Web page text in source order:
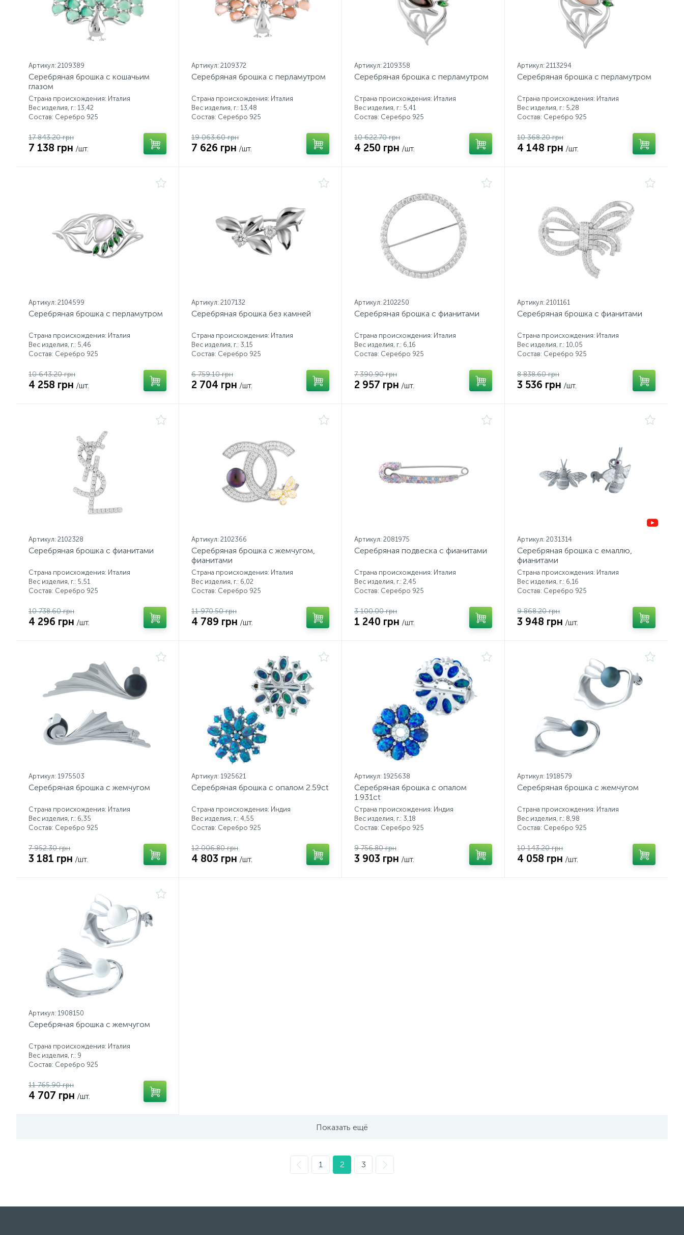
Артикул: 2109389
Серебряная брошка с кошачьим
глазом
Страна происхождения: Италия
Вес изделия, г.: 13,42
Состав: Серебро 925
17 843.20 грн
7 138 грн /шт.
Артикул: 2109372
Серебряная брошка с перламутром
Страна происхождения: Италия
Вес изделия, г.: 13,48
Состав: Серебро 925
19 063.60 грн
7 626 грн /шт.
Артикул: 2109358
Серебряная брошка с перламутром
Страна происхождения: Италия
Вес изделия, г.: 5,41
Состав: Серебро 925
10 622.70 грн
4 250 грн /шт.
Артикул: 2113294
Серебряная брошка с перламутром
Страна происхождения: Италия
Вес изделия, г.: 5,28
Состав: Серебро 925
10 368.20 грн
4 148 грн /шт.
Артикул: 2104599
Серебряная брошка с перламутром
Страна происхождения: Италия
Вес изделия, г.: 5,46
Состав: Серебро 925
10 643.20 грн
4 258 грн /шт.
Артикул: 2107132
Серебряная брошка без камней
Страна происхождения: Италия
Вес изделия, г.: 3,15
Состав: Серебро 925
6 759.10 грн
2 704 грн /шт.
Артикул: 2102250
Серебряная брошка с фианитами
Страна происхождения: Италия
Вес изделия, г.: 6,16
Состав: Серебро 925
7 390.90 грн
2 957 грн /шт.
Артикул: 2101161
Серебряная брошка с фианитами
Страна происхождения: Италия
Вес изделия, г.: 10,05
Состав: Серебро 925
8 838.60 грн
3 536 грн /шт.
Артикул: 2102328
Серебряная брошка с фианитами
Страна происхождения: Италия
Вес изделия, г.: 5,51
Состав: Серебро 925
10 738.60 грн
4 296 грн /шт.
Артикул: 2102366
Серебряная брошка с жемчугом,
фианитами
Страна происхождения: Италия
Вес изделия, г.: 6,02
Состав: Серебро 925
11 970.50 грн
4 789 грн /шт.
Артикул: 2081975
Серебряная подвеска с фианитами
Страна происхождения: Италия
Вес изделия, г.: 2,45
Состав: Серебро 925
3 100.00 грн
1 240 грн /шт.
Артикул: 2031314
Серебряная брошка с емаллю,
фианитами
Страна происхождения: Италия
Вес изделия, г.: 6,16
Состав: Серебро 925
9 868.20 грн
3 948 грн /шт.
Артикул: 1975503
Серебряная брошка с жемчугом
Страна происхождения: Италия
Вес изделия, г.: 6,35
Состав: Серебро 925
7 952.30 грн
3 181 грн /шт.
Артикул: 1925621
Серебряная брошка с опалом 2.59ct
Страна происхождения: Индия
Вес изделия, г.: 4,55
Состав: Серебро 925
12 006.80 грн
4 803 грн /шт.
Артикул: 1925638
Серебряная брошка с опалом
1.931ct
Страна происхождения: Индия
Вес изделия, г.: 3,18
Состав: Серебро 925
9 756.80 грн
3 903 грн /шт.
Артикул: 1918579
Серебряная брошка с жемчугом
Страна происхождения: Италия
Вес изделия, г.: 8,98
Состав: Серебро 925
10 143.20 грн
4 058 грн /шт.
Артикул: 1908150
Серебряная брошка с жемчугом
Страна происхождения: Италия
Вес изделия, г.: 9
Состав: Серебро 925
11 765.90 грн
4 707 грн /шт.
Показать ещё
1 2 3